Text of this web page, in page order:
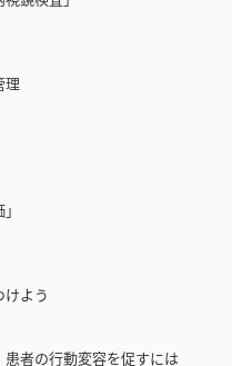
理
よう
者の行動変容を促すには